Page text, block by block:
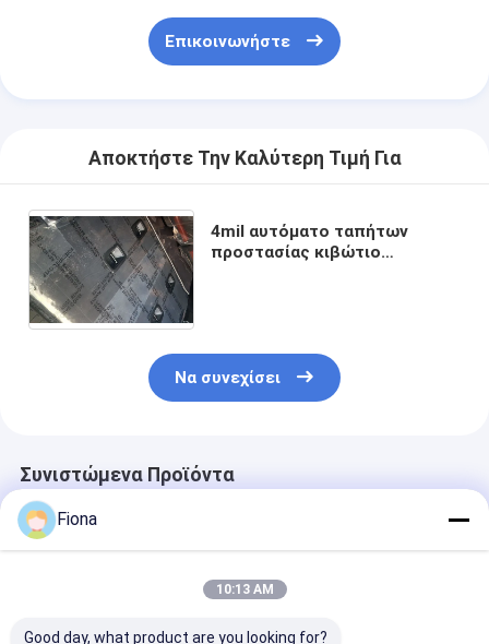
Επικοινωνήστε
Αποκτήστε Την Καλύτερη Τιμή Για
4mil αυτόματο ταπήτων
προστασίας κιβώτιο
Να συνεχίσει
Συνιστώμενα Προϊόντα
Fiona
10:13 AM
Good day, what product are you looking for?